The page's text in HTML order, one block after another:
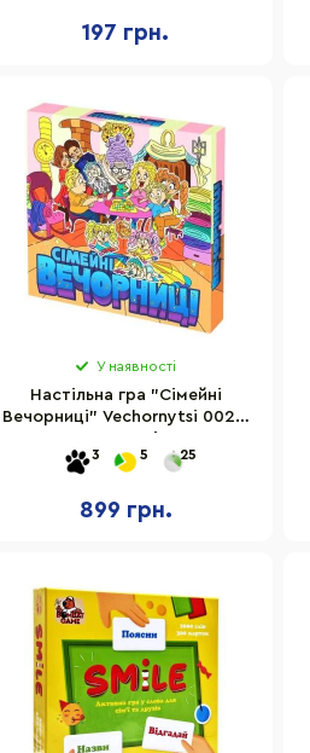
197 грн.
У наявності
Настільна гра "Сімейні
Вечорниці" Vechornytsi 0027-
3 5 25
899 грн.